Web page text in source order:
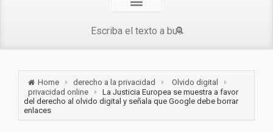
Home derecho a la privacidad
Olvido digital
privacidad online
La Justicia Europea se muestra a favor
del derecho al olvido digital y señala que Google debe borrar
enlaces